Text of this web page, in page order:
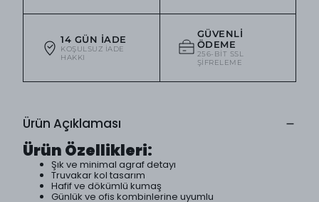
14 GÜN İADE
KOŞULSUZ IADE
HAKKI
GÜVENLI
ÖDEME
256-BIT SSL
ŞIFRELEME
Ürün Açıklaması
Ürün Özellikleri:
Şık ve minimal agraf detayı
Truvakar kol tasarım
Hafif ve dökümlü kumaş
Günlük ve ofis kombinlerine uyumlu